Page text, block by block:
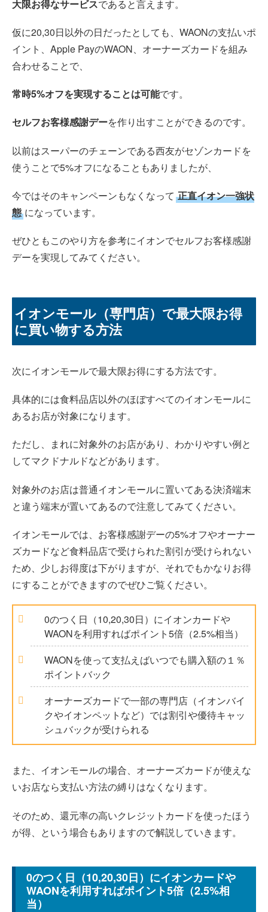
大限お得なサービスであると言えます。
仮に20,30日以外の日だったとしても、WAONの支払いポ
イント、Apple PayのWAON、オーナーズカードを組み
合わせることで、
常時5%オフを実現することは可能です。
セルフお客様感謝デーを作り出すことができるのです。
以前はスーパーのチェーンである西友がセゾンカードを
使うことで5%オフになることもありましたが、
今ではそのキャンペーンもなくなって 正直イオン一強状
態 になっています。
ぜひともこのやり方を参考にイオンでセルフお客様感謝
デーを実現してみてください。
イオンモール（専門店）で最大限お得
に買い物する方法
次にイオンモールで最大限お得にする方法です。
具体的には食料品店以外のほぼすべてのイオンモールに
あるお店が対象になります。
ただし、まれに対象外のお店があり、わかりやすい例と
してマクドナルドなどがあります。
対象外のお店は普通イオンモールに置いてある決済端末
と違う端末が置いてあるので注意してみてください。
イオンモールでは、お客様感謝デーの5%オフやオーナー
ズカードなど食料品店で受けられた割引が受けられない
ため、少しお得度は下がりますが、それでもかなりお得
にすることができますのでぜひご覧ください。
0のつく日（10,20,30日）にイオンカードや
WAONを利用すればポイント5倍（2.5%相当）
WAONを使って支払えばいつでも購入額の１％
ポイントバック
オーナーズカードで一部の専門店（イオンバイ
クやイオンペットなど）では割引や優待キャッ
シュバックが受けられる
また、イオンモールの場合、オーナーズカードが使えな
いお店なら支払い方法の縛りはなくなります。
そのため、還元率の高いクレジットカードを使ったほう
が得、という場合もありますので解説していきます。
0のつく日（10,20,30日）にイオンカードや
WAONを利用すればポイント5倍（2.5%相
当）